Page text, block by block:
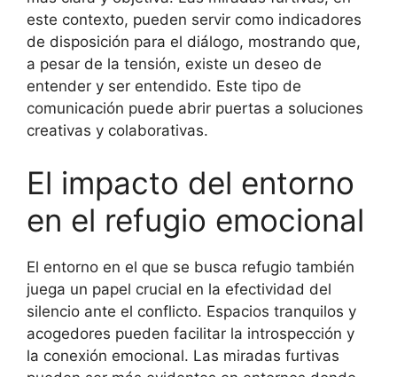
este contexto, pueden servir como indicadores
de disposición para el diálogo, mostrando que,
a pesar de la tensión, existe un deseo de
entender y ser entendido. Este tipo de
comunicación puede abrir puertas a soluciones
creativas y colaborativas.
El impacto del entorno
en el refugio emocional
El entorno en el que se busca refugio también
juega un papel crucial en la efectividad del
silencio ante el conflicto. Espacios tranquilos y
acogedores pueden facilitar la introspección y
la conexión emocional. Las miradas furtivas